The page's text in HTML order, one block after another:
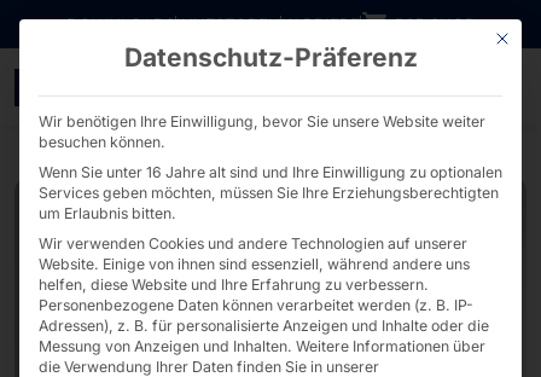
Direkt zum Inhalt wechseln
DOWNLOADSINVESTORENKARRIERE B2B SHOP
Mit
Datenschutz-Präferenz
Wir benötigen Ihre Einwilligung, bevor Sie unsere Website weiter
besuchen können.
Wenn Sie unter 16 Jahre alt sind und Ihre Einwilligung zu optionalen
Services geben möchten, müssen Sie Ihre Erziehungsberechtigten
um Erlaubnis bitten.
Wir verwenden Cookies und andere Technologien auf unserer
Website. Einige von ihnen sind essenziell, während andere uns
helfen, diese Website und Ihre Erfahrung zu verbessern.
Personenbezogene Daten können verarbeitet werden (z. B. IP-
Adressen), z. B. für personalisierte Anzeigen und Inhalte oder die
Messung von Anzeigen und Inhalten. Weitere Informationen über
die Verwendung Ihrer Daten finden Sie in unserer